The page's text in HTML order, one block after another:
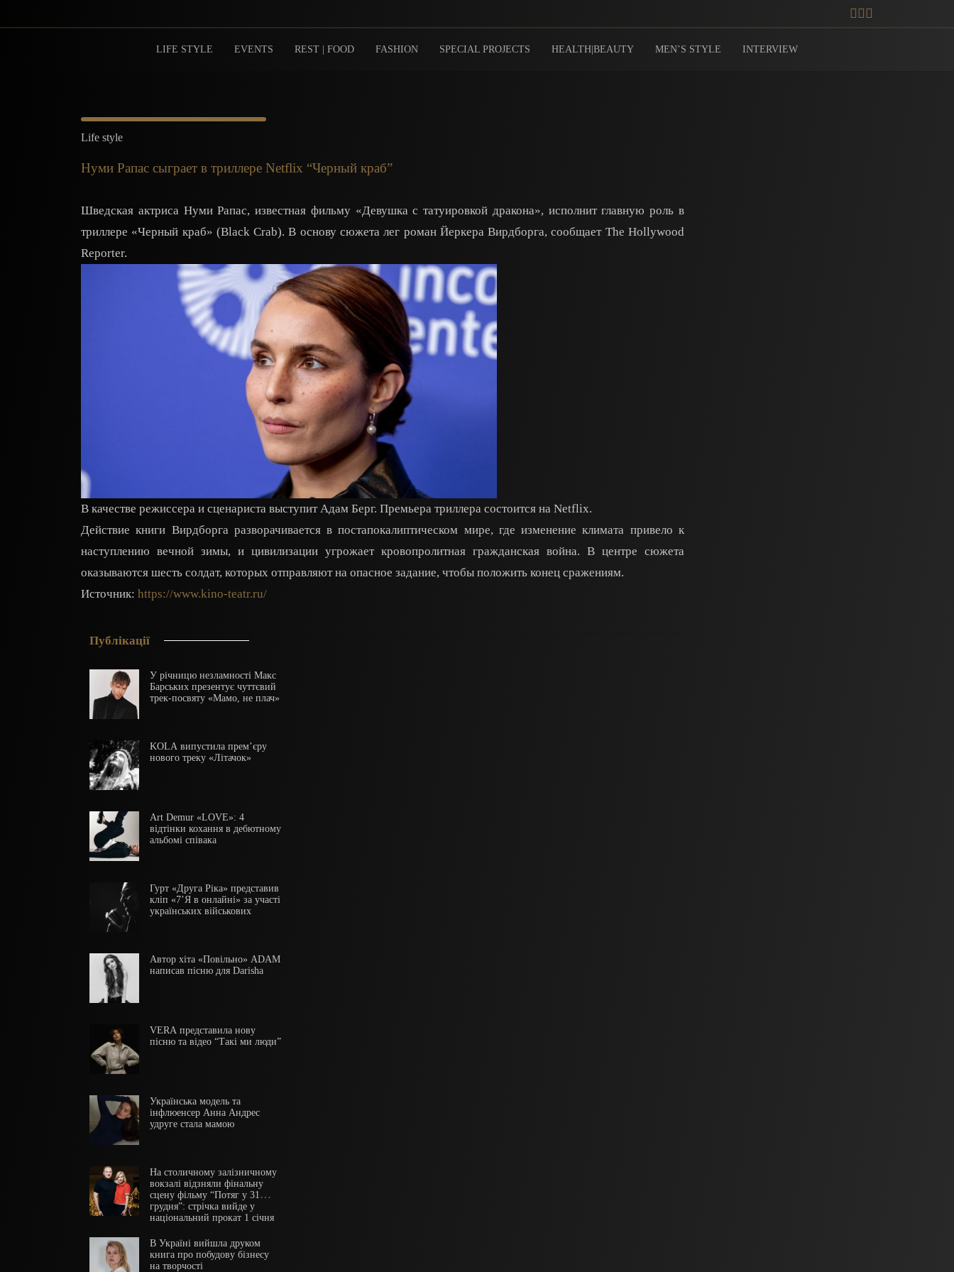
LIFE STYLE EVENTS REST | FOOD FASHION SPECIAL PROJECTS HEALTH|BEAUTY MEN’S STYLE INTERVIEW
Life style
Нуми Рапас сыграет в триллере Netflix “Черный краб”
Шведская актриса Нуми Рапас, известная фильму «Девушка с татуировкой дракона», исполнит главную роль в
триллере «Черный краб» (Black Crab). В основу сюжета лег роман Йеркера Вирдборга, сообщает The Hollywood
Reporter.
В качестве режиссера и сценариста выступит Адам Берг. Премьера триллера состоится на Netflix.
Действие книги Вирдборга разворачивается в постапокалиптическом мире, где изменение климата привело к
наступлению вечной зимы, и цивилизации угрожает кровопролитная гражданская война. В центре сюжета
оказываются шесть солдат, которых отправляют на опасное задание, чтобы положить конец сражениям.
Источник: https://www.kino-teatr.ru/
Публікації
У річницю незламності Макс
Барських презентує чуттєвий
трек-посвяту «Мамо, не плач»
KOLA випустила прем’єру
нового треку «Літачок»
Art Demur «LOVE»: 4
відтінки кохання в дебютному
альбомі співака
Гурт «Друга Ріка» представив
кліп «7’Я в онлайні» за участі
українських військових
Автор хіта «Повільно» ADAM
написав пісню для Darisha
VERA представила нову
пісню та відео “Такі ми люди”
Українська модель та
інфлюенсер Анна Андрес
удруге стала мамою
На столичному залізничному
вокзалі відзняли фінальну
сцену фільму “Потяг у 31
грудня”: стрічка вийде у
національний прокат 1 січня
В Україні вийшла друком
книга про побудову бізнесу
на творчості